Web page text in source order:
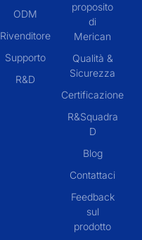
ODM
Rivenditore
Supporto
R&D
proposito
di
Merican
Qualità &
Sicurezza
Certificazione
R&Squadra
D
Blog
Contattaci
Feedback
sul
prodotto